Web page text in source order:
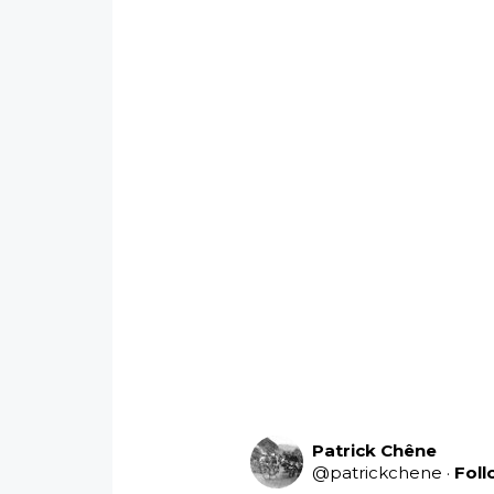
Patrick Chêne
@patrickchene ·